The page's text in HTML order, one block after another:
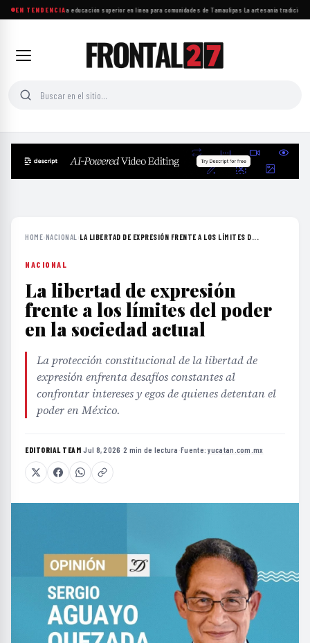
EN TENDENCIA
UAT amplía acceso a educación superior en línea para comunidades de Tamaulipas·La artesanía tradicional
HOME›NACIONAL ›LA LIBERTAD DE EXPRESIÓN FRENTE A LOS LÍMITES D...
NACIONAL
La libertad de expresión
frente a los límites del poder
en la sociedad actual
La protección constitucional de la libertad de
expresión enfrenta desafíos constantes al
confrontar intereses y egos de quienes detentan el
poder en México.
EDITORIAL TEAM·Jul 8, 2026 ·2 min de lectura ·Fuente:yucatan.com.mx